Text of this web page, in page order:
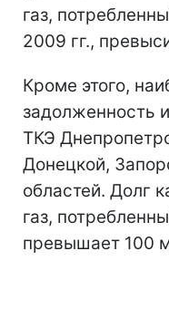
газ,
2009 гг.,
Кроме этого,
задолженность
ТКЭ
Донецкой,
областей. Долг
газ,
превышает 100